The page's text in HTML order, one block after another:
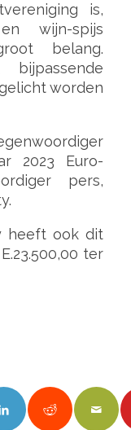
is,
wijn-spijs
belang.
worden
2023 Euro-
pers,
heeft ook dit
ter